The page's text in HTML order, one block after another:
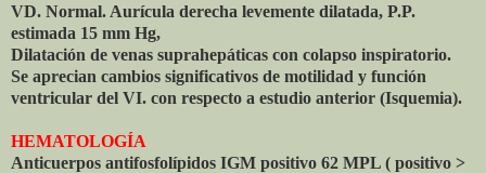
VD. Normal. Aurícula derecha levemente dilatada, P.P.
estimada 15 mm Hg,
Dilatación de venas suprahepáticas con colapso inspiratorio.
Se aprecian cambios significativos de motilidad y función
ventricular del VI. con respecto a estudio anterior (Isquemia).
HEMATOLOGÍA
Anticuerpos antifosfolípidos IGM positivo 62 MPL ( positivo >